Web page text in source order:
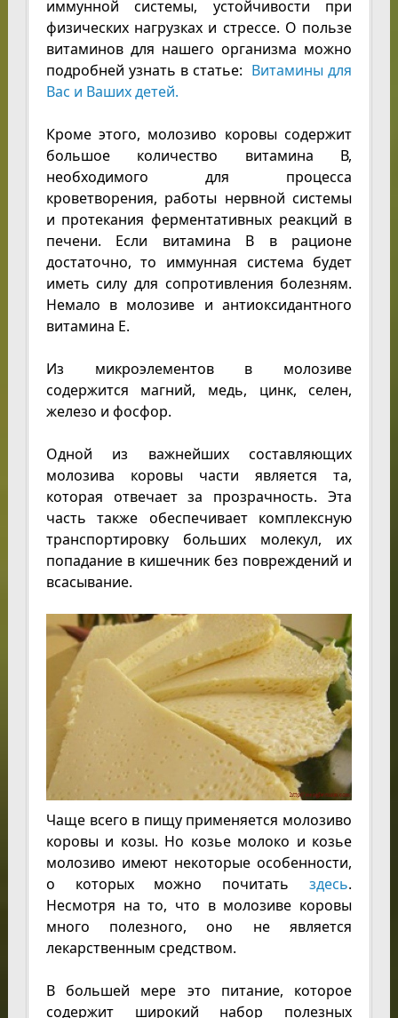
иммунной системы, устойчивости при
физических нагрузках и стрессе. О пользе
витаминов для нашего организма можно
подробней узнать в статье: Витамины для
Вас и Ваших детей.
Кроме этого, молозиво коровы содержит
большое количество витамина В,
необходимого для процесса
кроветворения, работы нервной системы
и протекания ферментативных реакций в
печени. Если витамина В в рационе
достаточно, то иммунная система будет
иметь силу для сопротивления болезням.
Немало в молозиве и антиоксидантного
витамина Е.
Из микроэлементов в молозиве
содержится магний, медь, цинк, селен,
железо и фосфор.
Одной из важнейших составляющих
молозива коровы части является та,
которая отвечает за прозрачность. Эта
часть также обеспечивает комплексную
транспортировку больших молекул, их
попадание в кишечник без повреждений и
всасывание.
Чаще всего в пищу применяется молозиво
коровы и козы. Но козье молоко и козье
молозиво имеют некоторые особенности,
о которых можно почитатьздесь.
Несмотря на то, что в молозиве коровы
много полезного, оно не является
лекарственным средством.
В большей мере это питание, которое
содержит широкий набор полезных